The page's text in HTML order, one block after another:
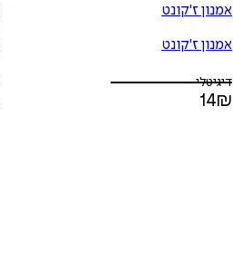
אמנון ז'קונט
אמנון ז'קונט
דיגיטלי
14₪